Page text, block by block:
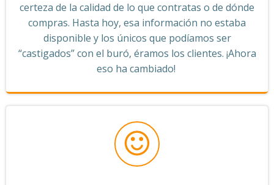
certeza de la calidad de lo que contratas o de dónde
compras. Hasta hoy, esa información no estaba
disponible y los únicos que podíamos ser
“castigados” con el buró, éramos los clientes. ¡Ahora
eso ha cambiado!